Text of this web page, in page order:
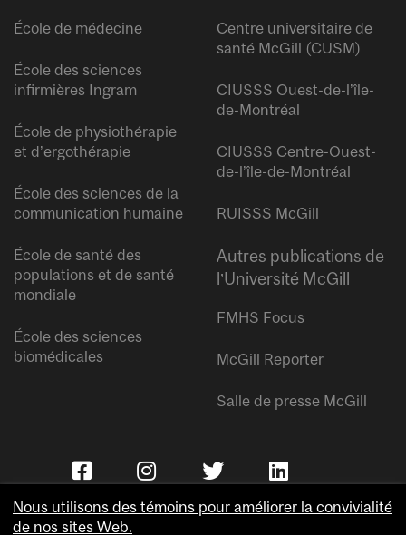
École de médecine
École des sciences
infirmières Ingram
École de physiothérapie
et d’ergothérapie
École des sciences de la
communication humaine
École de santé des
populations et de santé
mondiale
École des sciences
biomédicales
Centre universitaire de
santé McGill (CUSM)
CIUSSS Ouest-de-l’île-
de-Montréal
CIUSSS Centre-Ouest-
de-l’île-de-Montréal
RUISSS McGill
Autres publications de
l’Université McGill
FMHS Focus
McGill Reporter
Salle de presse McGill
Nous utilisons des témoins pour améliorer la convivialité
de nos sites Web.